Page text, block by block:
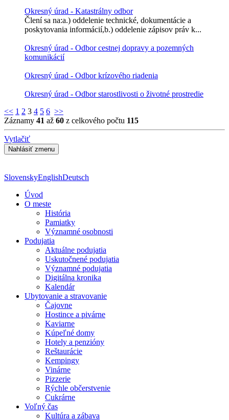
Okresný úrad - Katastrálny odbor
Člení sa na:a.) oddelenie technické, dokumentácie a
poskytovania informácií,b.) oddelenie zápisov práv k...
Okresný úrad - Odbor cestnej dopravy a pozemných
komunikácií
Okresný úrad - Odbor krízového riadenia
Okresný úrad - Odbor starostlivosti o životné prostredie
<< 1 2 3 4 5 6 >>
Záznamy 41 až 60 z celkového počtu 115
Vytlačiť
SlovenskyEnglishDeutsch
Úvod
O meste
História
Pamiatky
Významné osobnosti
Podujatia
Aktuálne podujatia
Uskutočnené podujatia
Významné podujatia
Digitálna kronika
Kalendár
Ubytovanie a stravovanie
Čajovne
Hostince a pivárne
Kaviarne
Kúpeľné domy
Hotely a penzióny
Reštaurácie
Kempingy
Vinárne
Pizzerie
Rýchle občerstvenie
Cukrárne
Voľný čas
Kultúra a zábava